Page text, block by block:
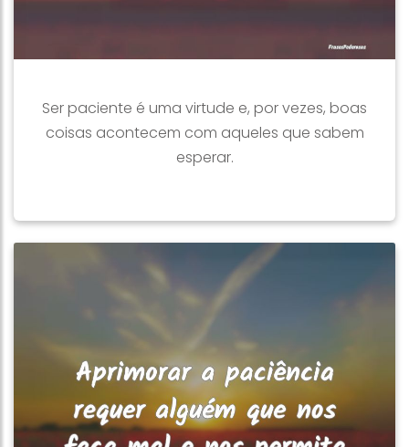
Ser paciente é uma virtude e, por vezes, boas
coisas acontecem com aqueles que sabem
esperar.